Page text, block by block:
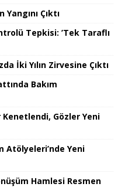
Çıktı
Tepkisi: ’Tek Taraflı
İki Yılın Zirvesine Çıktı
Bakım
Gözler Yeni
Atölyeleri’nde Yeni
Hamlesi Resmen